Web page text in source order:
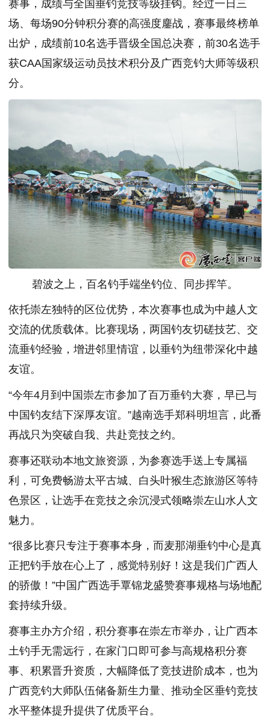
赛事，成绩与全国垂钓竞技等级挂钩。经过一日三
场、每场90分钟积分赛的高强度鏖战，赛事最终榜单
出炉，成绩前10名选手晋级全国总决赛，前30名选手
获CAA国家级运动员技术积分及广西竞钓大师等级积
分。
碧波之上，百名钓手端坐钓位、同步挥竿。
依托崇左独特的区位优势，本次赛事也成为中越人文
交流的优质载体。比赛现场，两国钓友切磋技艺、交
流垂钓经验，增进邻里情谊，以垂钓为纽带深化中越
友谊。
“今年4月到中国崇左市参加了百万垂钓大赛，早已与
中国钓友结下深厚友谊。”越南选手郑科明坦言，此番
再战只为突破自我、共赴竞技之约。
赛事还联动本地文旅资源，为参赛选手送上专属福
利，可免费畅游太平古城、白头叶猴生态旅游区等特
色景区，让选手在竞技之余沉浸式领略崇左山水人文
魅力。
“很多比赛只专注于赛事本身，而麦那湖垂钓中心是真
正把钓手放在心上了，感觉特别好！这是我们广西人
的骄傲！”中国广西选手覃锦龙盛赞赛事规格与场地配
套持续升级。
赛事主办方介绍，积分赛事在崇左市举办，让广西本
土钓手无需远行，在家门口即可参与高规格积分赛
事、积累晋升资质，大幅降低了竞技进阶成本，也为
广西竞钓大师队伍储备新生力量、推动全区垂钓竞技
水平整体提升提供了优质平台。